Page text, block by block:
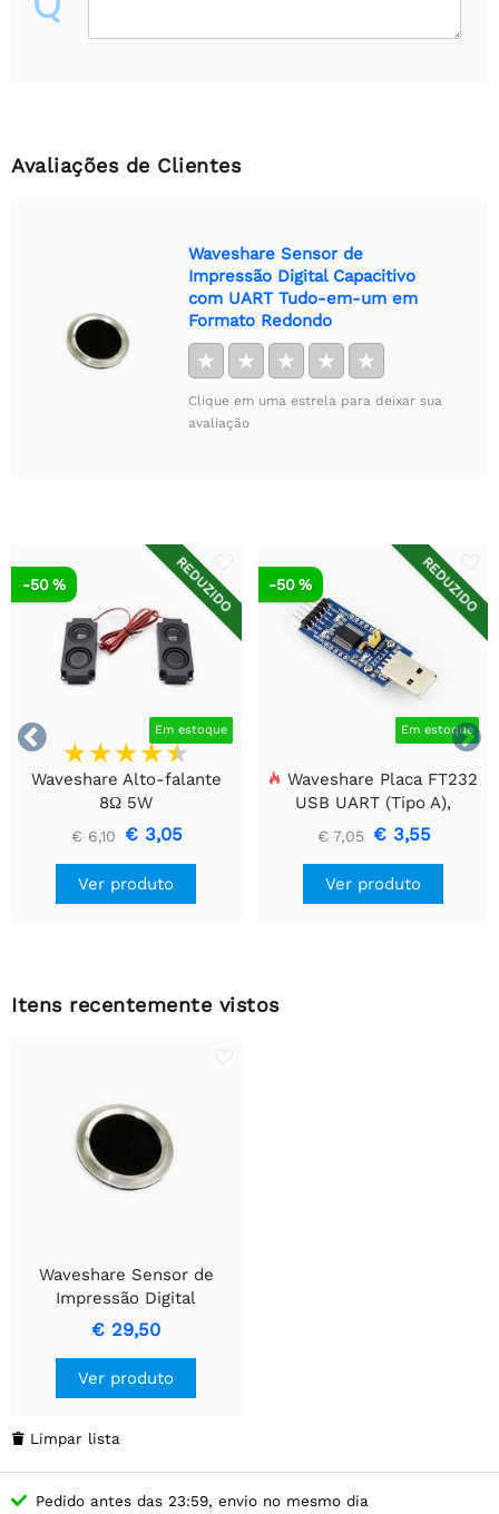
Avaliações de Clientes
Waveshare Sensor de
Impressão Digital Capacitivo
com UART Tudo-em-um em
Formato Redondo
★ ★ ★ ★ ★
Clique em uma estrela para deixar sua
avaliação


REDUZIDO
Em estoque
-50 %
Waveshare Alto-falante
8Ω 5W
€ 6,10 € 3,05
Ver produto
REDUZIDO
Em estoque
-50 %
Waveshare Placa FT232
USB UART (Tipo A),
Módulo de Comunicação
USB Para TTL (UART)
€ 7,05 € 3,55
Ver produto
Itens recentemente vistos
Waveshare Sensor de
Impressão Digital
Capacitivo com UART
Tudo-em-um em Formato
Redondo
€ 29,50
Ver produto
 Limpar lista
Pedido antes das 23:59, envio no mesmo dia